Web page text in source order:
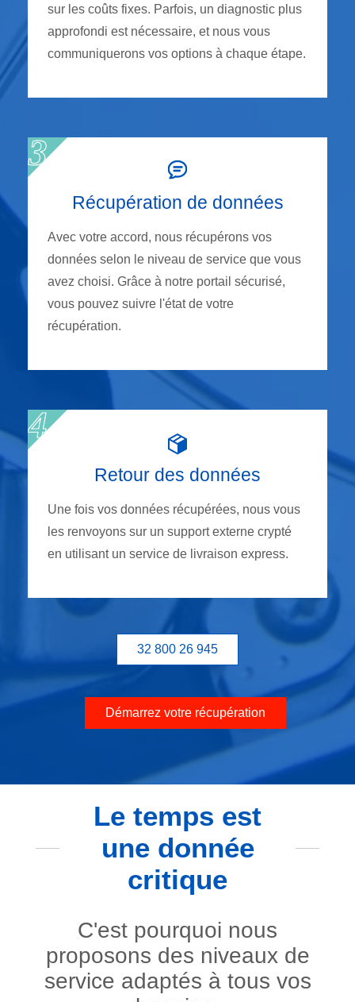
sur les coûts fixes. Parfois, un diagnostic plus
approfondi est nécessaire, et nous vous
communiquerons vos options à chaque étape.
Récupération de données
Avec votre accord, nous récupérons vos
données selon le niveau de service que vous
avez choisi. Grâce à notre portail sécurisé,
vous pouvez suivre l'état de votre
récupération.
Retour des données
Une fois vos données récupérées, nous vous
les renvoyons sur un support externe crypté
en utilisant un service de livraison express.
32 800 26 945
Démarrez votre récupération
Le temps est
une donnée
critique
C'est pourquoi nous
proposons des niveaux de
service adaptés à tous vos